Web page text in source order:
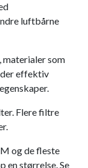
luftbårne
som
effektiv
Flere filtre
og de fleste
en størrelse. Se